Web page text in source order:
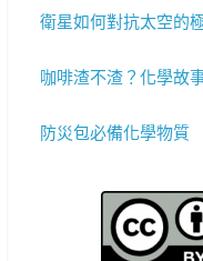
衛星如何對抗太空的
咖啡渣不渣？化學故
防災包必備化學物質